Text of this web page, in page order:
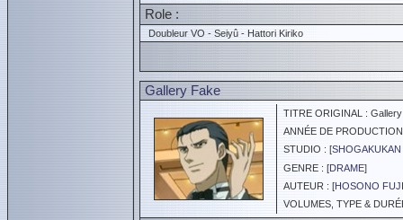
Role :
Doubleur VO - Seiyû - Hattori Kiriko
Gallery Fake
TITRE ORIGINAL :
ANNÉE DE
STUDIO : [
GENRE : [DRAME]
AUTEUR : [HOSONO
VOLUMES, TYPE &